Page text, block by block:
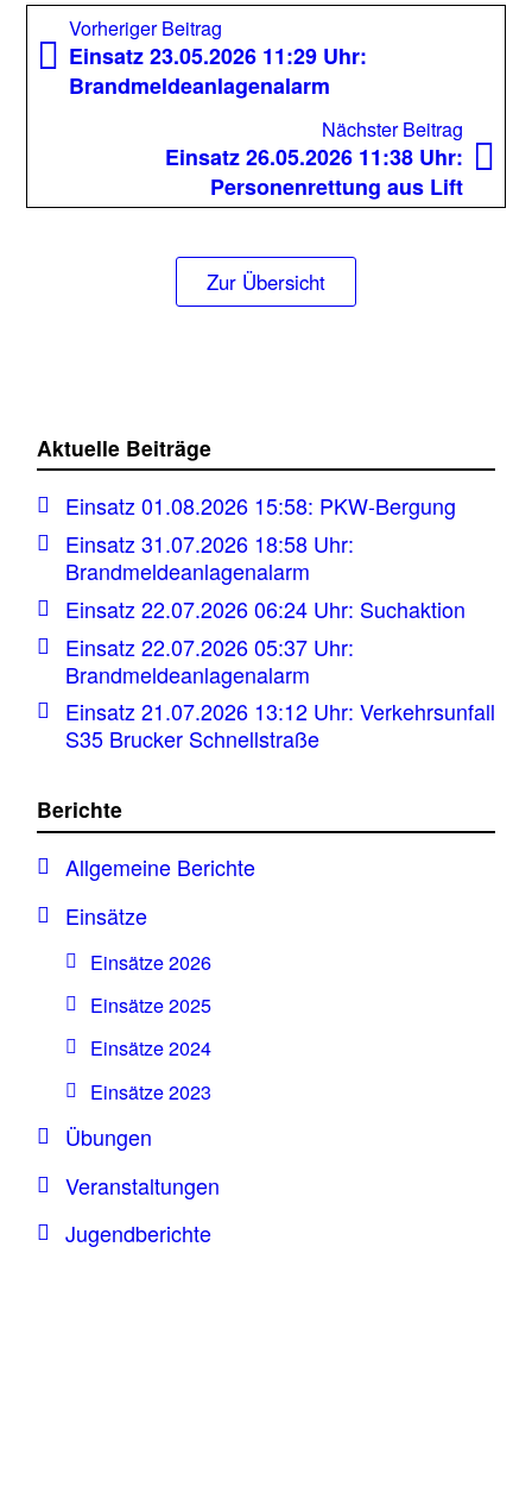
Beitragsnavigation
Vorheriger Beitrag
Beitrag:
Einsatz 23.05.2026 11:29 Uhr:
Brandmeldeanlagenalarm
Nächster Beitrag
Einsatz 26.05.2026 11:38 Uhr:
Personenrettung aus Lift
Zur Übersicht
Aktuelle Beiträge
Einsatz 01.08.2026 15:58: PKW-Bergung
Einsatz 31.07.2026 18:58 Uhr:
Brandmeldeanlagenalarm
Einsatz 22.07.2026 06:24 Uhr: Suchaktion
Einsatz 22.07.2026 05:37 Uhr:
Brandmeldeanlagenalarm
Einsatz 21.07.2026 13:12 Uhr: Verkehrsunfall
S35 Brucker Schnellstraße
Berichte
Allgemeine Berichte
Einsätze
Einsätze 2026
Einsätze 2025
Einsätze 2024
Einsätze 2023
Übungen
Veranstaltungen
Jugendberichte